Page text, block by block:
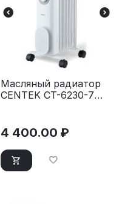
Масляный радиатор
CENTEK CT-6230-7
4 400.00 ₽